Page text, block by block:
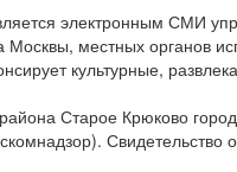
электронным СМИ
Москвы, местных органов
культурные,
Старое Крюково